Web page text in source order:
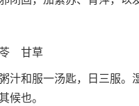
甘草
汁和服一汤匙，日三服。
候也。